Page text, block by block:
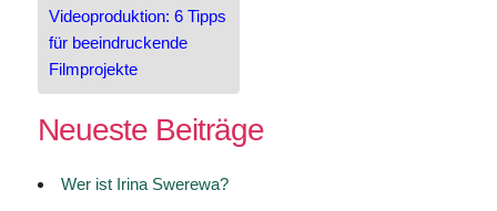
Videoproduktion: 6 Tipps
für beeindruckende
Filmprojekte
Neueste Beiträge
Wer ist Irina Swerewa?